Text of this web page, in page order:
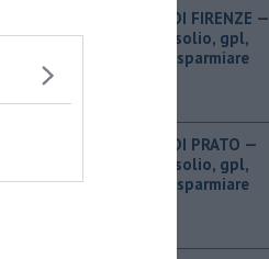
PROVINCIA DI FIRENZE — ​
Benzina, gasolio, gpl,
ecco dove risparmiare
PROVINCIA DI PRATO — ​
Benzina, gasolio, gpl,
ecco dove risparmiare